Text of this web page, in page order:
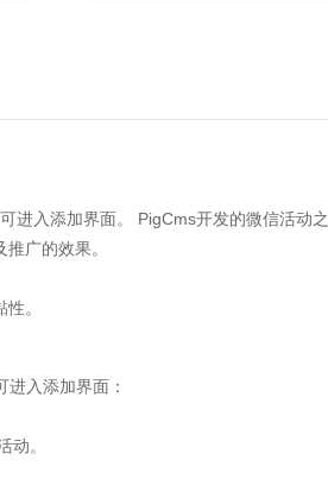
进入添加界面。 PigCms开发的微信活动之
广的效果。
。
入添加界面：
动。